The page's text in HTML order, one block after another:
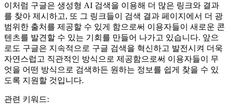
이처럼 구글은 생성형 AI 검색을 이용해 더 많은 링크와 결과
를 찾아 제시하고, 또 그 링크들이 검색 결과 페이지에서 더 광
범위한 출처를 제공할 수 있게 함으로써 이용자들이 새로운 콘
텐츠를 발견할 수 있는 기회를 만들어 나가고 있습니다. 앞으
로도 구글은 지속적으로 구글 검색을 혁신하고 발전시켜 더욱
자연스럽고 직관적인 방식으로 제공함으로써 이용자들이 무
엇을 어떤 방식으로 검색하든 원하는 정보를 쉽게 찾을 수 있
도록 지원할 것입니다.
관련 키워드: